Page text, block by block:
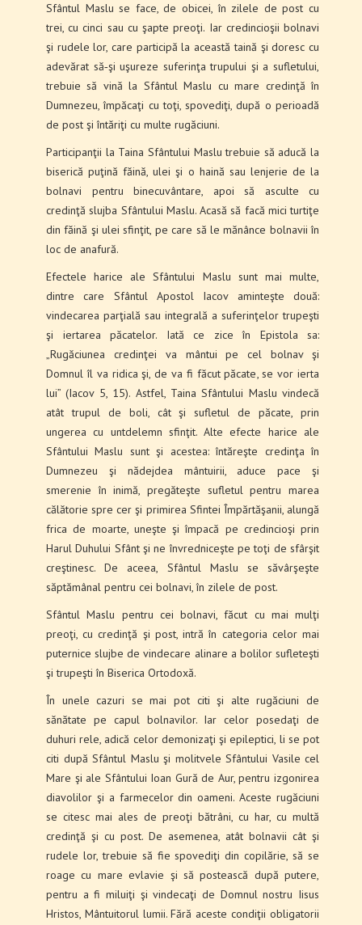
Sfântul Maslu se face, de obicei, în zilele de post cu
trei, cu cinci sau cu şapte preoţi. Iar credincioşii bolnavi
şi rudele lor, care participă la această taină şi doresc cu
adevărat să‑şi uşureze suferinţa trupu­lui şi a sufletului,
trebuie să vină la Sfântul Maslu cu mare credinţă în
Dumnezeu, împăcaţi cu toţi, spovediţi, după o perioadă
de post şi întăriţi cu multe rugăciuni.
Participanţii la Taina Sfântului Maslu trebuie să aducă la
biserică puţină făină, ulei şi o haină sau lenjerie de la
bolnavi pentru binecuvântare, apoi să asculte cu
credinţă slujba Sfântului Maslu. Acasă să facă mici turtiţe
din făină şi ulei sfinţit, pe care să le mănânce bolnavii în
loc de anafură.
Efectele harice ale Sfântului Maslu sunt mai multe,
dintre care Sfântul Apostol Iacov aminteşte două:
vindecarea parţială sau integrală a suferin­ţelor trupeşti
şi iertarea păcatelor. Iată ce zice în Epistola sa:
„Rugăciunea credinţei va mântui pe cel bolnav şi
Domnul îl va ridica şi, de va fi făcut păcate, se vor ierta
lui” (Iacov 5, 15). Astfel, Taina Sfântului Maslu vindecă
atât trupul de boli, cât şi sufletul de păcate, prin
ungerea cu untdelemn sfinţit. Alte efecte harice ale
Sfântului Maslu sunt şi acestea: întăreşte credinţa în
Dumnezeu şi nădejdea mân­tuirii, aduce pace şi
smerenie în inimă, pregă­teşte sufletul pentru marea
călătorie spre cer şi primirea Sfintei Împărtăşanii, alungă
frica de moar­te, uneşte şi împacă pe credincioşi prin
Harul Duhului Sfânt şi ne învredniceşte pe toţi de sfârşit
creştinesc. De aceea, Sfântul Maslu se săvârşeşte
săptămânal pen­tru cei bolnavi, în zilele de post.
Sfântul Maslu pentru cei bolnavi, făcut cu mai mulţi
preoţi, cu credinţă şi post, intră în categoria celor mai
puternice slujbe de vindecare alinare a bo­lilor sufleteşti
şi trupeşti în Biserica Ortodoxă.
În unele cazuri se mai pot citi şi alte rugăciuni de
sănătate pe capul bolnavilor. Iar celor posedaţi de
duhuri rele, adică celor demonizaţi şi epileptici, li se pot
citi după Sfântul Maslu şi molitvele Sfântului Vasile cel
Mare şi ale Sfântului Ioan Gură de Aur, pentru izgonirea
diavolilor şi a farmecelor din oa­meni. Aceste rugăciuni
se citesc mai ales de preoţi bătrâni, cu har, cu multă
credinţă şi cu post. De asemenea, atât bolnavii cât şi
rudele lor, trebuie să fie spovediţi din copilărie, să se
roage cu mare evlavie şi să postească după putere,
pentru a fi miluiţi şi vindecaţi de Domnul nostru Iisus
Hristos, Mântuitorul lumii. Fără aceste condiţii obligatorii